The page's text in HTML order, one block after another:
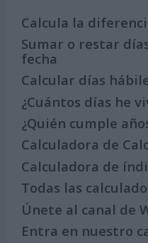
Calcula la
Sumar o restar
fecha
Calcular días
¿Cuántos días he
¿Quién cumple
Calculadora de
Calculadora de
Todas las
Únete al canal de
Entra en nuestro